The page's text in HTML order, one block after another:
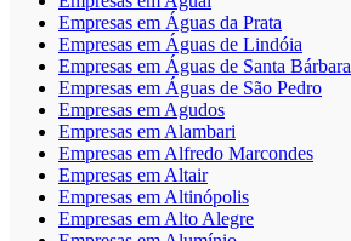
Empresas em Águas da Prata
Empresas em Águas de Lindóia
Empresas em Águas de Santa Bárbara
Empresas em Águas de São Pedro
Empresas em Agudos
Empresas em Alambari
Empresas em Alfredo Marcondes
Empresas em Altair
Empresas em Altinópolis
Empresas em Alto Alegre